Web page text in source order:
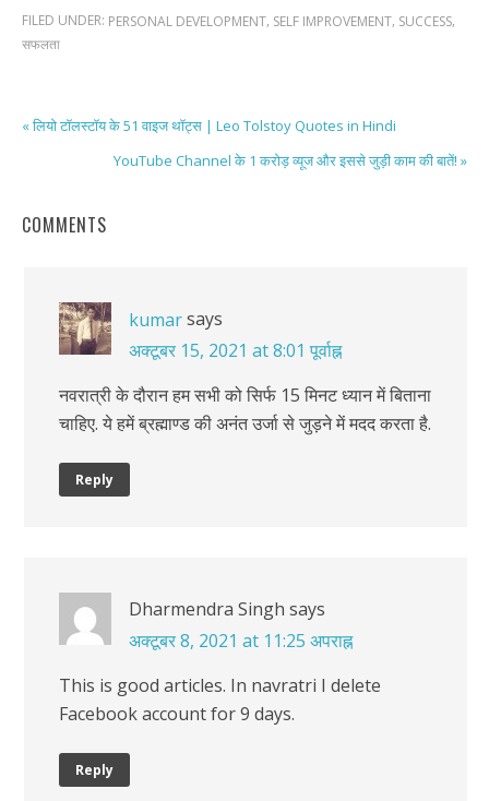
FILED UNDER: PERSONAL DEVELOPMENT, SELF IMPROVEMENT, SUCCESS,
सफलता
« लियो टॉलस्टॉय के 51 वाइज थॉट्स | Leo Tolstoy Quotes in Hindi
YouTube Channel के 1 करोड़ व्यूज और इससे जुड़ी काम की बातें! »
COMMENTS
kumarsays
अक्टूबर 15, 2021 at 8:01 पूर्वाह्न
नवरात्री के दौरान हम सभी को सिर्फ 15 मिनट ध्यान में बिताना
चाहिए. ये हमें ब्रह्माण्ड की अनंत उर्जा से जुड़ने में मदद करता है.
Reply
Dharmendra Singh says
अक्टूबर 8, 2021 at 11:25 अपराह्न
This is good articles. In navratri I delete
Facebook account for 9 days.
Reply